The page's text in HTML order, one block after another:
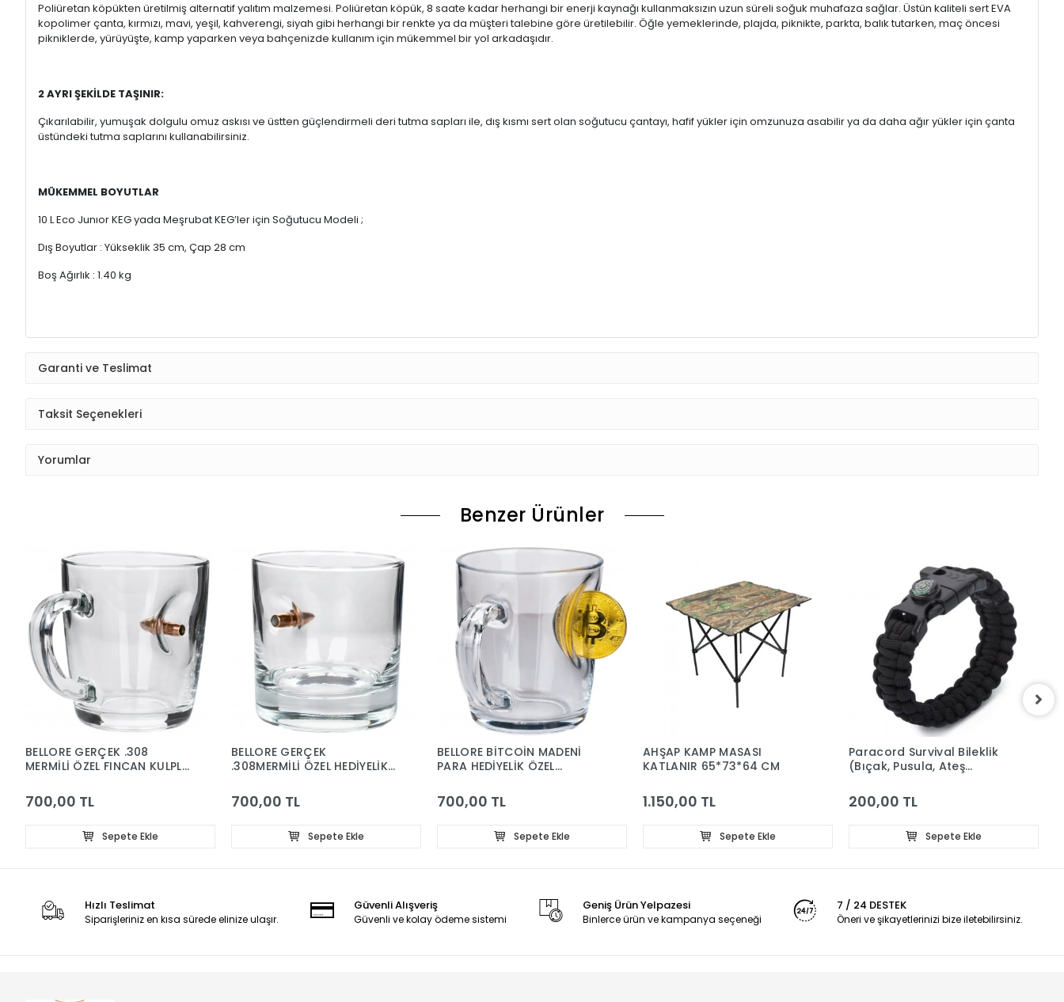
Poliüretan köpükten üretilmiş alternatif yalıtım malzemesi. Poliüretan köpük, 8 saate kadar herhangi bir enerji kaynağı kullanmaksızın uzun süreli soğuk muhafaza sağlar. Üstün kaliteli sert EVA
kopolimer çanta, kırmızı, mavi, yeşil, kahverengi, siyah gibi herhangi bir renkte ya da müşteri talebine göre üretilebilir. Öğle yemeklerinde, plajda, piknikte, parkta, balık tutarken, maç öncesi
pikniklerde, yürüyüşte, kamp yaparken veya bahçenizde kullanım için mükemmel bir yol arkadaşıdır.
2 AYRI ŞEKİLDE TAŞINIR:
Çıkarılabilir, yumuşak dolgulu omuz askısı ve üstten güçlendirmeli deri tutma sapları ile, dış kısmı sert olan soğutucu çantayı, hafif yükler için omzunuza asabilir ya da daha ağır yükler için çanta
üstündeki tutma saplarını kullanabilirsiniz.
MÜKEMMEL BOYUTLAR
10 L Eco Junıor KEG yada Meşrubat KEG’ler için Soğutucu Modeli ;
Dış Boyutlar : Yükseklik 35 cm, Çap 28 cm
Boş Ağırlık : 1.40 kg
Garanti ve Teslimat
Taksit Seçenekleri
Yorumlar
Benzer Ürünler
BELLORE GERÇEK .308
MERMİLİ ÖZEL FINCAN KULPLU
340CC
700,00 TL
Sepete Ekle
BELLORE GERÇEK
.308MERMİLİ ÖZEL HEDİYELİK
300CC
700,00 TL
Sepete Ekle
BELLORE BİTCOİN MADENİ
PARA HEDİYELİK ÖZEL
KUPA 340CC
700,00 TL
Sepete Ekle
AHŞAP KAMP MASASI
KATLANIR 65*73*64 CM
1.150,00 TL
Sepete Ekle
Paracord Survival Bileklik
(Bıçak, Pusula, Ateş
Ikaz Düdüğü)
200,00 TL
Sepete Ekle
Hızlı Teslimat
Siparişleriniz en kısa sürede elinize ulaşır.
Güvenli Alışveriş
Güvenli ve kolay ödeme sistemi
Geniş Ürün Yelpazesi
Binlerce ürün ve kampanya seçeneği
7 / 24 DESTEK
Öneri ve şikayetlerinizi bize iletebilirsiniz.